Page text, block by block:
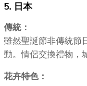
5. 日本
傳統：
雖然聖誕節非傳統節
動。情侶交換禮物，
花卉特色：